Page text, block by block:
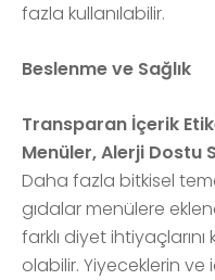
fazla kullanılabilir.
Beslenme ve Sağlık
Transparan İçerik
Menüler, Alerji Dostu
Daha fazla bitkisel
gıdalar menülere
farklı diyet
olabilir. Yiyeceklerin ve